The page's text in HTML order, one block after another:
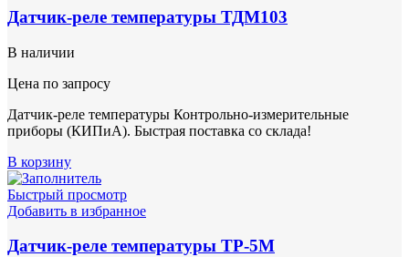
Датчик-реле температуры ТДМ103
В наличии
Цена по запросу
Датчик-реле температуры Контрольно-измерительные
приборы (КИПиА). Быстрая поставка со склада!
В корзину
Быстрый просмотр
Добавить в избранное
Датчик-реле температуры ТР-5М